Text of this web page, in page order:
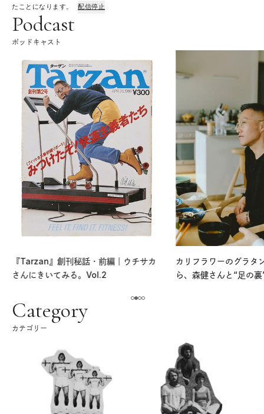
たことになります。
配信停止
Podcast
ポッドキャスト
『Tarzan』創刊秘話・前編｜ウチサカ
さんにきいてみる。Vol.2
カリフラワーのグラタ
ら、森健さんと“足の
Category
カテゴリー